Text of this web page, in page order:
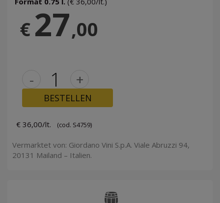
€27,00
- +
BESTELLEN
€ 36,00/lt. (cod. S4759)
Vermarktet von: Giordano Vini S.p.A. Viale Abruzzi 94,
20131 Mailand – Italien.